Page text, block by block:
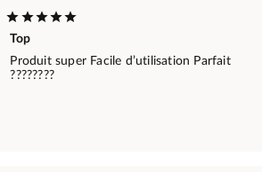
Top
Produit super Facile d’utilisation Parfait
????????